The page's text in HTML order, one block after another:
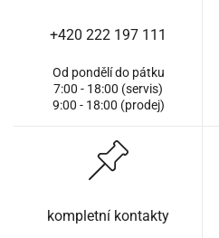
+420 222 197 111
Od pondělí do pátku
7:00 - 18:00 (servis)
9:00 - 18:00 (prodej)
kompletní kontakty